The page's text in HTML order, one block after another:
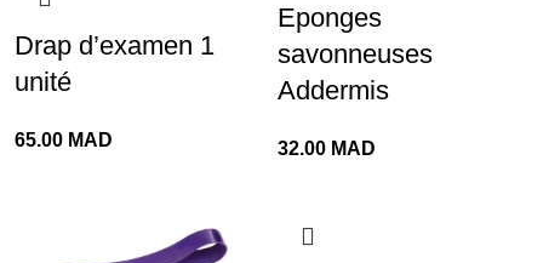
Drap d’examen 1
unité
65.00 MAD
Eponges
savonneuses
Addermis
32.00 MAD